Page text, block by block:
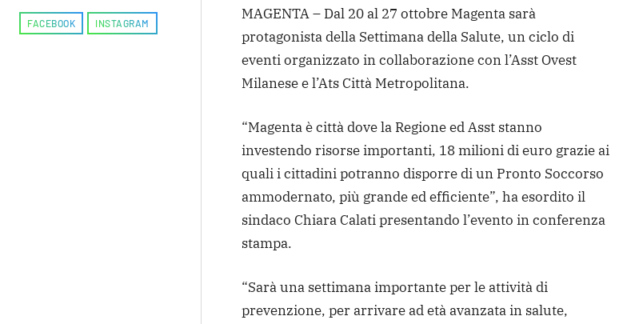
FACEBOOK INSTAGRAM
MAGENTA – Dal 20 al 27 ottobre Magenta sarà
protagonista della Settimana della Salute, un ciclo di
eventi organizzato in collaborazione con l’Asst Ovest
Milanese e l’Ats Città Metropolitana.
“Magenta è città dove la Regione ed Asst stanno
investendo risorse importanti, 18 milioni di euro grazie ai
quali i cittadini potranno disporre di un Pronto Soccorso
ammodernato, più grande ed efficiente”, ha esordito il
sindaco Chiara Calati presentando l’evento in conferenza
stampa.
“Sarà una settimana importante per le attività di
prevenzione, per arrivare ad età avanzata in salute,